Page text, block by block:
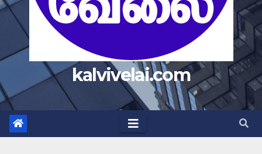
kalvivelai.com